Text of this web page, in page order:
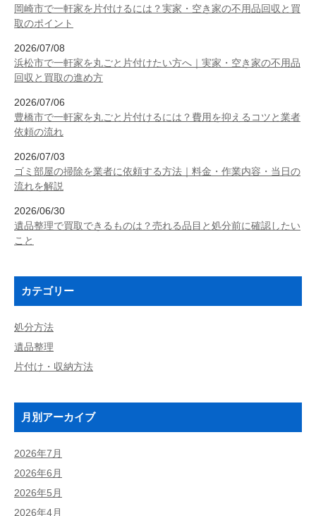
岡崎市で一軒家を片付けるには？実家・空き家の不用品回収と買
取のポイント
2026/07/08
浜松市で一軒家を丸ごと片付けたい方へ｜実家・空き家の不用品
回収と買取の進め方
2026/07/06
豊橋市で一軒家を丸ごと片付けるには？費用を抑えるコツと業者
依頼の流れ
2026/07/03
ゴミ部屋の掃除を業者に依頼する方法｜料金・作業内容・当日の
流れを解説
2026/06/30
遺品整理で買取できるものは？売れる品目と処分前に確認したい
こと
カテゴリー
処分方法
遺品整理
片付け・収納方法
月別アーカイブ
2026年7月
2026年6月
2026年5月
2026年4月